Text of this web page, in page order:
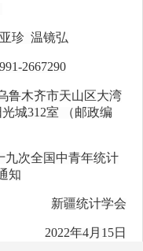
珍 温镜弘
2667290
鲁木齐市天山区大湾
城312室 （邮政编
九次全国中青年统计
知
新疆统计学会
2022年4月15日